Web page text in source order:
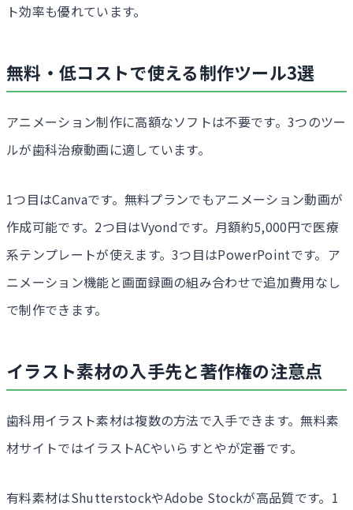
ト効率も優れています。
無料・低コストで使える制作ツール3選
アニメーション制作に高額なソフトは不要です。3つのツー
ルが歯科治療動画に適しています。
1つ目はCanvaです。無料プランでもアニメーション動画が
作成可能です。2つ目はVyondです。月額約5,000円で医療
系テンプレートが使えます。3つ目はPowerPointです。ア
ニメーション機能と画面録画の組み合わせで追加費用なし
で制作できます。
イラスト素材の入手先と著作権の注意点
歯科用イラスト素材は複数の方法で入手できます。無料素
材サイトではイラストACやいらすとやが定番です。
有料素材はShutterstockやAdobe Stockが高品質です。1